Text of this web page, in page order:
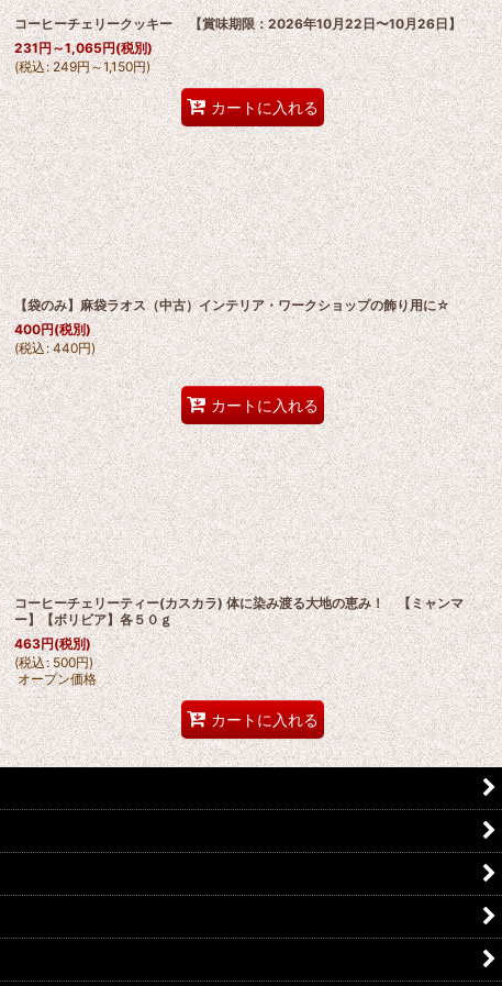
コーヒーチェリークッキー 【賞味期限：2026年10月22日〜10月26日】
231円～1,065円(税別)
(税込: 249円～1,150円)
カートに入れる
【袋のみ】麻袋ラオス（中古）インテリア・ワークショップの飾り用に☆
400円(税別)
(税込: 440円)
カートに入れる
コーヒーチェリーティー(カスカラ) 体に染み渡る大地の恵み！ 【ミャンマ
ー】【ボリビア】各５０ｇ
463円(税別)
(税込: 500円)
オープン価格
カートに入れる